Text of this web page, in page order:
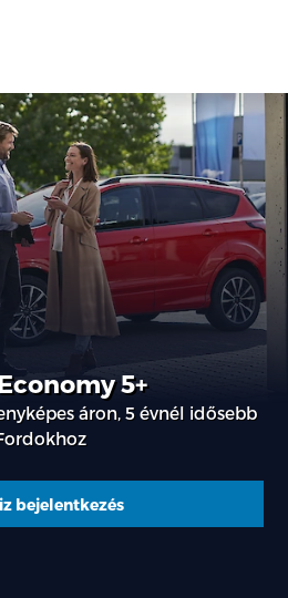
5+
áron, 5 évnél idősebb
bejelentkezés